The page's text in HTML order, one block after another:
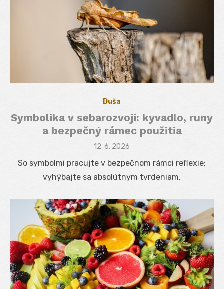
Duša
Symbolika v sebarozvoji: kyvadlo, runy
a bezpečný rámec použitia
Posted
12. 6. 2026
So symbolmi pracujte v bezpečnom rámci reflexie;
vyhýbajte sa absolútnym tvrdeniam.